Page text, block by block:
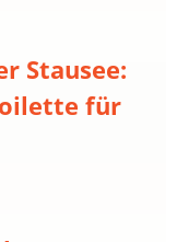
Stausee:
für